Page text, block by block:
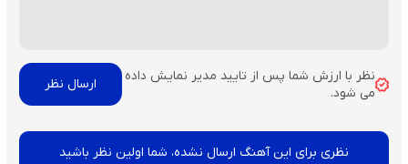
نظر با ارزش شما پس از تایید مدیر نمایش داده
می شود.
نظری برای این آهنگ ارسال نشده، شما اولین نظر باشید